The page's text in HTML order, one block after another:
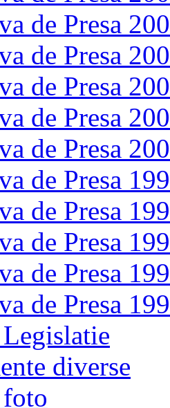
de Presa
de Presa
de Presa
de Presa
de Presa
de Presa
de Presa
de Presa
de Presa
de Presa
diverse